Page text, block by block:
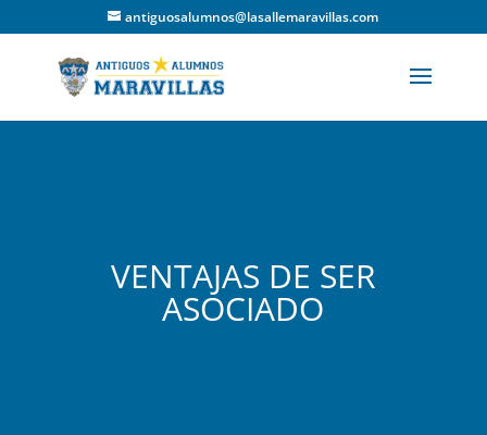
antiguosalumnos@lasallemaravillas.com
VENTAJAS DE SER
ASOCIADO